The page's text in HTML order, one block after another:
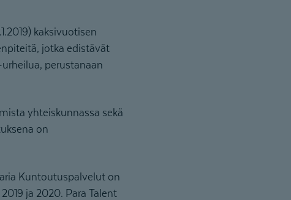
kaksivuotisen
jotka edistävät
perustanaan
yhteiskunnassa sekä
on
Kuntoutuspalvelut on
ja 2020. Para Talent